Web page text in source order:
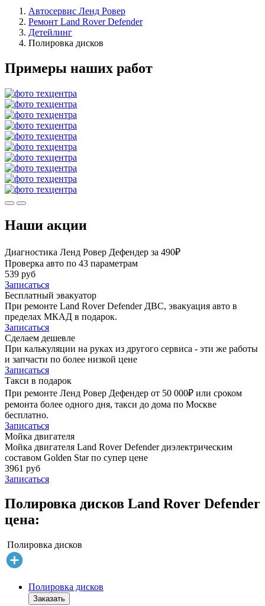
Автосервис Ленд Ровер
Ремонт Land Rover Defender
Детейлинг
Полировка дисков
Примеры наших работ
Наши акции
Диагностика Ленд Ровер Дефендер за 490₽
Проверка авто по 43 параметрам
539 руб
Записаться
Бесплатный эвакуатор
При ремонте Land Rover Defender ДВС, эвакуация авто в
пределах МКАД в подарок.
Записаться
Сделаем дешевле
При калькуляции на руках из другого сервиса - эти же работы
и запчасти по более низкой цене
Записаться
Такси в подарок
При ремонте Ленд Ровер Дефендер от 50 000₽ или сроком
ремонта более одного дня, такси до дома по Москве
бесплатно.
Записаться
Мойка двигателя
Мойка двигателя Land Rover Defender диэлектрическим
составом Golden Star по супер цене
3961 руб
Записаться
Полировка дисков Land Rover Defender
цена:
Полировка дисков
Полировка дисков
Заказать